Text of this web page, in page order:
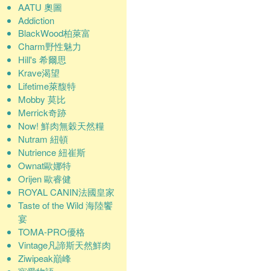
AATU 奧圖
Addiction
BlackWood柏萊富
Charm野性魅力
Hill's 希爾思
Krave渴望
Lifetime萊馥特
Mobby 莫比
Merrick奇跡
Now! 鮮肉無穀天然糧
Nutram 紐頓
Nutrience 紐崔斯
Ownat歐娜特
Orijen 歐睿健
ROYAL CANIN法國皇家
Taste of the Wild 海陸饗
宴
TOMA-PRO優格
Vintage凡諦斯天然鮮肉
Ziwipeak巔峰